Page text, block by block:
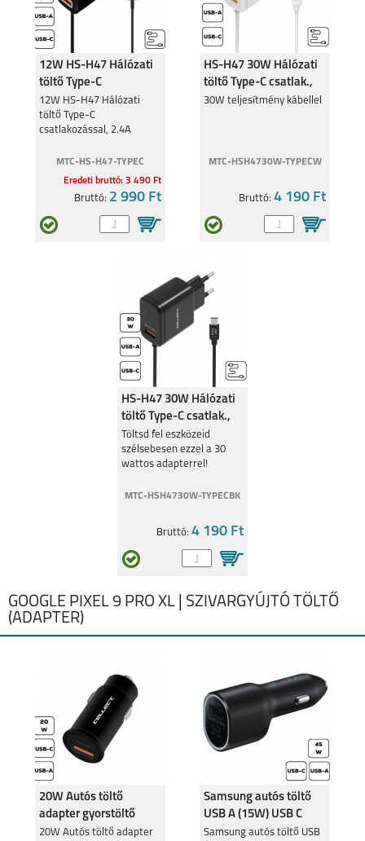
12W HS-H47 Hálózati
töltő Type-C
csatlakozó,2.4A
12W HS-H47 Hálózati
töltő Type-C
csatlakozással, 2.4A
MTC-HS-H47-TYPEC
Eredeti bruttó: 3 490 Ft
Bruttó: 2 990 Ft
HS-H47 30W Hálózati
töltő Type-C csatlak.,
Fehér
30W teljesítmény kábellel
MTC-HSH4730W-TYPECW
Bruttó:4 190 Ft
HS-H47 30W Hálózati
töltő Type-C csatlak.,
Fekete
Töltsd fel eszközeid
szélsebesen ezzel a 30
wattos adapterrel!
MTC-HSH4730W-TYPECBK
Bruttó: 4 190 Ft
GOOGLE PIXEL 9 PRO XL | SZIVARGYÚJTÓ TÖLTŐ
(ADAPTER)
20W Autós töltő
adapter gyorstöltő
funkcióval
20W Autós töltő adapter
Samsung autós töltő
USB A (15W) USB C
(25W),Fekete
Samsung autós töltő USB